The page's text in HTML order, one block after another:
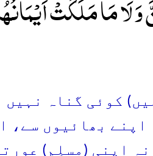
لَا مَا مَلَکَتۡ
کوئی گناہ
اپنے بھائیوں سے،
اپنی (مسلِم)